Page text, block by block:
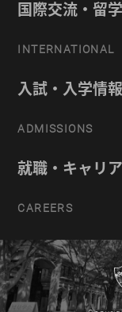
国際交流・留学
INTERNATIONAL
入試・入学情報
ADMISSIONS
就職・キャリア
CAREERS